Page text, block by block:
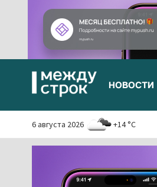
НОВОСТИ
6 августа 2026 +14 °C